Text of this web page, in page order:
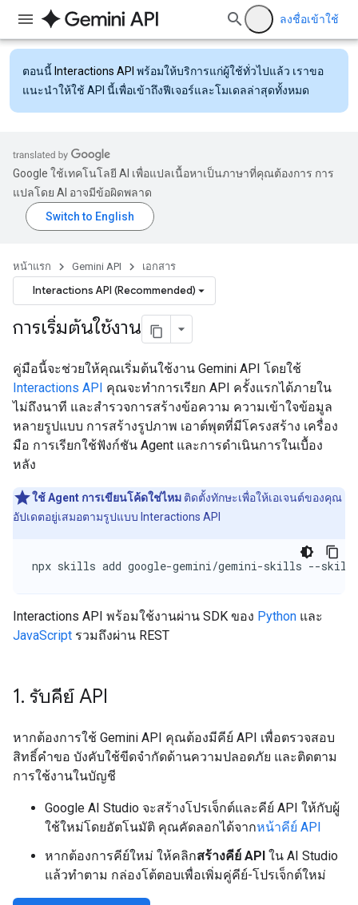
ลงชื่อเข้าใช้
ตอนนี้ Interactions API พร้อมให้บริการแก่ผู้ใช้ทั่วไปแล้ว เราขอ
แนะนำให้ใช้ API นี้เพื่อเข้าถึงฟีเจอร์และโมเดลล่าสุดทั้งหมด
Google ใช้เทคโนโลยี AI เพื่อแปลเนื้อหาเป็นภาษาที่คุณต้องการ การ
แปลโดย AI อาจมีข้อผิดพลาด
หน้าแรก Gemini API เอกสาร
Interactions API (Recommended)
การเริ่มต้นใช้งาน
คู่มือนี้จะช่วยให้คุณเริ่มต้นใช้งาน Gemini API โดยใช้
Interactions API คุณจะทำการเรียก API ครั้งแรกได้ภายใน
ไม่ถึงนาที และสำรวจการสร้างข้อความ ความเข้าใจข้อมูล
หลายรูปแบบ การสร้างรูปภาพ เอาต์พุตที่มีโครงสร้าง เครื่อง
มือ การเรียกใช้ฟังก์ชัน Agent และการดำเนินการในเบื้อง
หลัง
ใช้ Agent การเขียนโค้ดใช่ไหม ติดตั้งทักษะเพื่อให้เอเจนต์ของคุณ
อัปเดตอยู่เสมอตามรูปแบบ Interactions API
npx skills add google-gemini/gemini-skills --skill
Interactions API พร้อมใช้งานผ่าน SDK ของ Python และ
JavaScript รวมถึงผ่าน REST
1. รับคีย์ API
หากต้องการใช้ Gemini API คุณต้องมีคีย์ API เพื่อตรวจสอบ
สิทธิ์คำขอ บังคับใช้ขีดจำกัดด้านความปลอดภัย และติดตาม
การใช้งานในบัญชี
Google AI Studio จะสร้างโปรเจ็กต์และคีย์ API ให้กับผู้
ใช้ใหม่โดยอัตโนมัติ คุณคัดลอกได้จากหน้าคีย์ API
หากต้องการคีย์ใหม่ ให้คลิกสร้างคีย์ API ใน AI Studio
แล้วทำตาม กล่องโต้ตอบเพื่อเพิ่มคู่คีย์-โปรเจ็กต์ใหม่